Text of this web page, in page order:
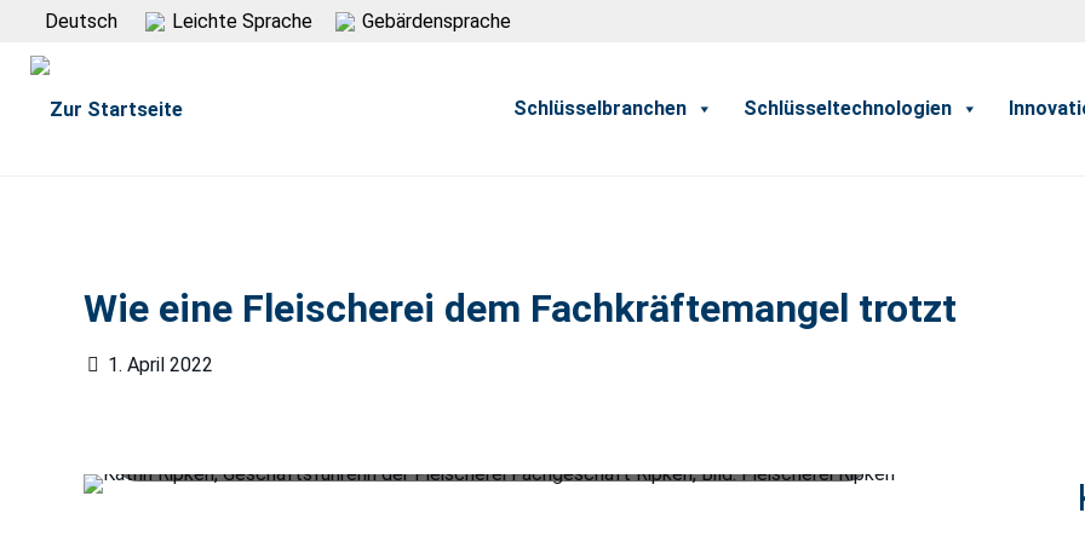
Deutsch Leichte Sprache Gebärdensprache
Schlüsselbranchen Schlüsseltechnologien
Wie eine Fleischerei dem Fachkräftemangel trotzt
1. April 2022